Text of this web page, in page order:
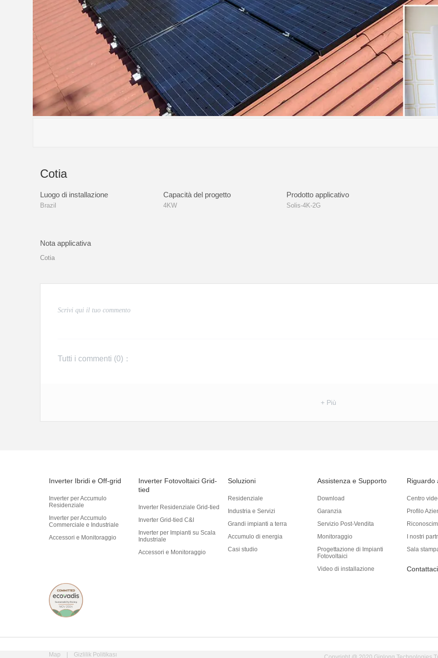
Cotia
Luogo di installazione
Brazil
Capacità del progetto
4KW
Prodotto applicativo
Solis-4K-2G
Nota applicativa
Cotia
Tutti i commenti (0)：
+ Più
Inverter Ibridi e Off-grid
Inverter per Accumulo
Residenziale
Inverter per Accumulo
Commerciale e Industriale
Accessori e Monitoraggio
Inverter Fotovoltaici Grid-
tied
Inverter Residenziale Grid-tied
Inverter Grid-tied C&I
Inverter per Impianti su Scala
Industriale
Accessori e Monitoraggio
Soluzioni
Residenziale
Industria e Servizi
Grandi impianti a terra
Accumulo di energia
Casi studio
Assistenza e Supporto
Download
Garanzia
Servizio Post-Vendita
Monitoraggio
Progettazione di Impianti
Fotovoltaici
Video di installazione
Riguardo
Centro
Profilo
I nostri
Sala
Contattaci
Map | Gizlilik Politikası